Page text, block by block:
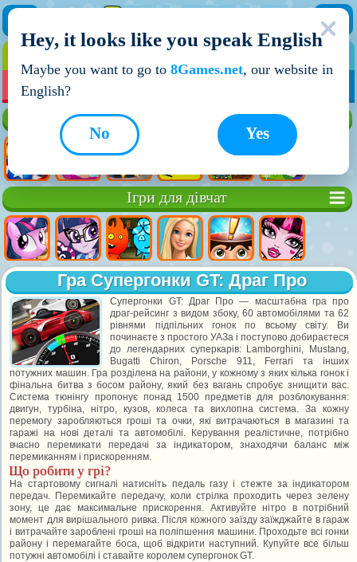
НОВІ ІГРИ
Ігри для дівчат
Гра Супергонки GT: Драг Про
Супергонки GT: Драг Про — масштабна гра про
драг-рейсинг з видом збоку, 60 автомобілями та 62
рівнями підпільних гонок по всьому світу. Ви
починаєте з простого УАЗа і поступово добираєтеся
до легендарних суперкарів: Lamborghini, Mustang,
Bugatti Chiron, Porsche 911, Ferrari та інших
потужних машин. Гра розділена на райони, у кожному з яких кілька гонок і
фінальна битва з босом району, який без вагань спробує знищити вас.
Система тюнінгу пропонує понад 1500 предметів для розблокування:
двигун, турбіна, нітро, кузов, колеса та вихлопна система. За кожну
перемогу заробляються гроші та очки, які витрачаються в магазині та
гаражі на нові деталі та автомобілі. Керування реалістичне, потрібно
вчасно перемикати передачі за індикатором, знаходячи баланс між
перемиканням і прискоренням.
Що робити у грі?
На стартовому сигналі натисніть педаль газу і стежте за індикатором
передач. Перемикайте передачу, коли стрілка проходить через зелену
зону, це дає максимальне прискорення. Активуйте нітро в потрібний
момент для вирішального ривка. Після кожного заїзду заїжджайте в гараж
і витрачайте зароблені гроші на поліпшення машини. Проходьте всі гонки
району і перемагайте боса, щоб відкрити наступний. Купуйте все більш
потужні автомобілі і ставайте королем супергонок GT.
Hey, it looks like you speak English
Maybe you want to go to 8Games.net, our website in
English?
Yes
No